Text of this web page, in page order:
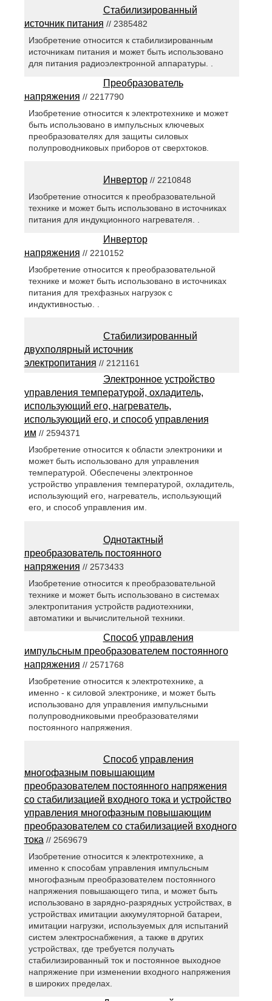
Стабилизированный
источник питания // 2385482
Изобретение относится к стабилизированным
источникам питания и может быть использовано
для питания радиоэлектронной аппаратуры. .
Преобразователь
напряжения // 2217790
Изобретение относится к электротехнике и может
быть использовано в импульсных ключевых
преобразователях для защиты силовых
полупроводниковых приборов от сверхтоков.
Инвертор// 2210848
Изобретение относится к преобразовательной
технике и может быть использовано в источниках
питания для индукционного нагревателя. .
Инвертор
напряжения // 2210152
Изобретение относится к преобразовательной
технике и может быть использовано в источниках
питания для трехфазных нагрузок с
индуктивностью. .
Стабилизированный
двухполярный источник
электропитания // 2121161
Электронное устройство
управления температурой, охладитель,
использующий его, нагреватель,
использующий его, и способ управления
им // 2594371
Изобретение относится к области электроники и
может быть использовано для управления
температурой. Обеспечены электронное
устройство управления температурой, охладитель,
использующий его, нагреватель, использующий
его, и способ управления им.
Однотактный
преобразователь постоянного
напряжения // 2573433
Изобретение относится к преобразовательной
технике и может быть использовано в системах
электропитания устройств радиотехники,
автоматики и вычислительной техники.
Способ управления
импульсным преобразователем постоянного
напряжения // 2571768
Изобретение относится к электротехнике, а
именно - к силовой электронике, и может быть
использовано для управления импульсными
полупроводниковыми преобразователями
постоянного напряжения.
Способ управления
многофазным повышающим
преобразователем постоянного напряжения
со стабилизацией входного тока и устройство
управления многофазным повышающим
преобразователем со стабилизацией входного
тока // 2569679
Изобретение относится к электротехнике, а
именно к способам управления импульсным
многофазным преобразователем постоянного
напряжения повышающего типа, и может быть
использовано в зарядно-разрядных устройствах, в
устройствах имитации аккумуляторной батареи,
имитации нагрузки, используемых для испытаний
систем электроснабжения, а также в других
устройствах, где требуется получать
стабилизированный ток и постоянное выходное
напряжение при изменении входного напряжения
в широких пределах.